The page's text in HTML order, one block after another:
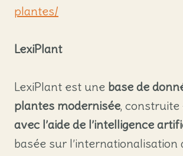
plantes/
LexiPlant
LexiPlant est une base de
plantes modernisée,
avec l’aide de l’intelligence
basée sur l’internationalisation